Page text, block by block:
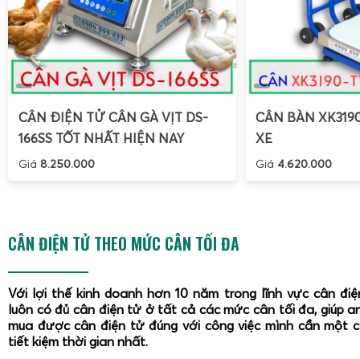
CÂN ĐIỆN TỬ CÂN GÀ VỊT DS-
166SS TỐT NHẤT HIỆN NAY
Giá 8.250.000
CÂN BÀN
XE
Giá 4.620.000
CÂN ĐIỆN TỬ THEO MỨC CÂN TỐI ĐA
Với lợi thế kinh doanh hơn 10 năm trong lĩnh vực cân
luôn có đủ cân điện tử ở tất cả các mức cân tối đa, giúp
mua được cân điện tử đúng với công việc mình cần một
tiết kiệm thời gian nhất.